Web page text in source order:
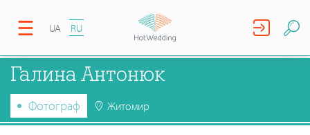
UA RU
Галина Антонюк
Фотограф Житомир